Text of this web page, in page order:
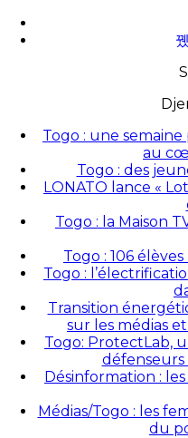
Togo : une
au
Togo : des
LONATO lance «
Togo : la Maison
Togo : 106
Togo :
Transition
sur les médias
Togo: ProtectLab,
défenseurs
Désinformation :
Médias/Togo : les
du